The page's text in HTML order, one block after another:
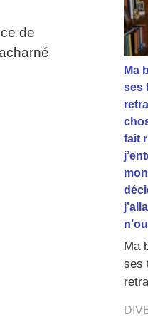
de
Ma
ses
fait
Ma
ses